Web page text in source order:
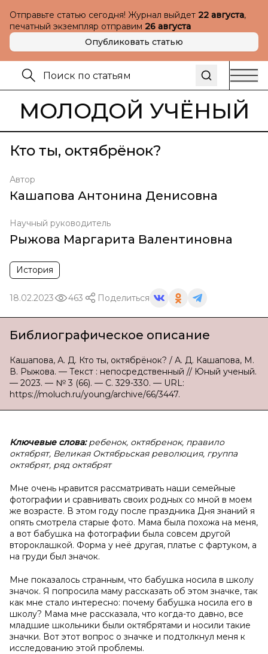
Отправьте статью сегодня! Журнал выйдет 22 августа,
печатный экземпляр отправим 26 августа
Опубликовать статью
МОЛОДОЙ УЧЁНЫЙ
Кто ты, октябрёнок?
Автор
Кашапова Антонина Денисовна
Научный руководитель
Рыжова Маргарита Валентиновна
История
18.02.2023 463 Поделиться
Библиографическое описание
Кашапова, А. Д. Кто ты, октябрёнок? / А. Д. Кашапова, М.
В. Рыжова. — Текст : непосредственный // Юный ученый.
— 2023. — № 3 (66). — С. 329-330. — URL:
https://moluch.ru/young/archive/66/3447.
Ключевые слова:ребенок, октябренок, правило
октябрят, Великая Октябрьская революция, группа
октябрят, ряд октябрят
Мне очень нравится рассматривать наши семейные
фотографии и сравнивать своих родных со мной в моем
же возрасте. В этом году после праздника Дня знаний я
опять смотрела старые фото. Мама была похожа на меня,
а вот бабушка на фотографии была совсем другой
второклашкой. Форма у неё другая, платье с фартуком, а
на груди был значок.
Мне показалось странным, что бабушка носила в школу
значок. Я попросила маму рассказать об этом значке, так
как мне стало интересно: почему бабушка носила его в
школу? Мама мне рассказала, что когда-то давно, все
младшие школьники были октябрятами и носили такие
значки. Вот этот вопрос о значке и подтолкнул меня к
исследованию этой проблемы.